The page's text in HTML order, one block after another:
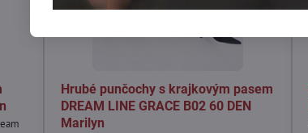
Hrubé punčochy s krajkovým pasem
DREAM LINE GRACE B02 60 DEN
Marilyn